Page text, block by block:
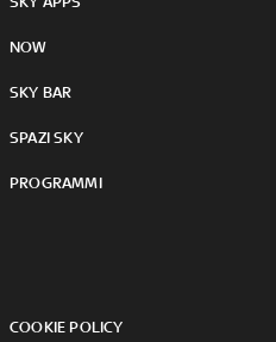
NOW
SKY BAR
SPAZI SKY
PROGRAMMI
COOKIE POLICY